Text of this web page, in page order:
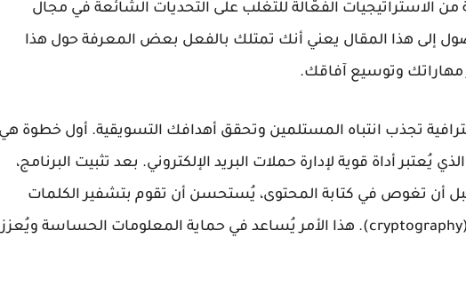
الفعّالة للتغلب على التحديات الشائعة في مجال
إلى هذا المقال يعني أنك تمتلك بالفعل بعض المعرفة حول هذا
وتوسيع آفاقك.
تجذب انتباه المستلمين وتحقق أهدافك التسويقية. أول خطوة هي
يُعتبر أداة قوية لإدارة حملات البريد الإلكتروني. بعد تثبيت البرنامج،
أن تغوص في كتابة المحتوى، يُستحسن أن تقوم بتشفير الكلمات
الرئيسية باستخدام أساليب التشفير (cryptography). هذا الأمر يُساعد في حماية المعلومات الحساسة ويُعزز